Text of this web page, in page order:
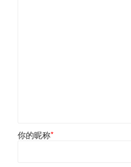
你的昵称*